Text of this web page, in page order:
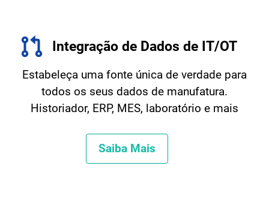
Integração de Dados de IT/OT
Estabeleça uma fonte única de verdade para
todos os seus dados de manufatura.
Historiador, ERP, MES, laboratório e mais
Saiba Mais